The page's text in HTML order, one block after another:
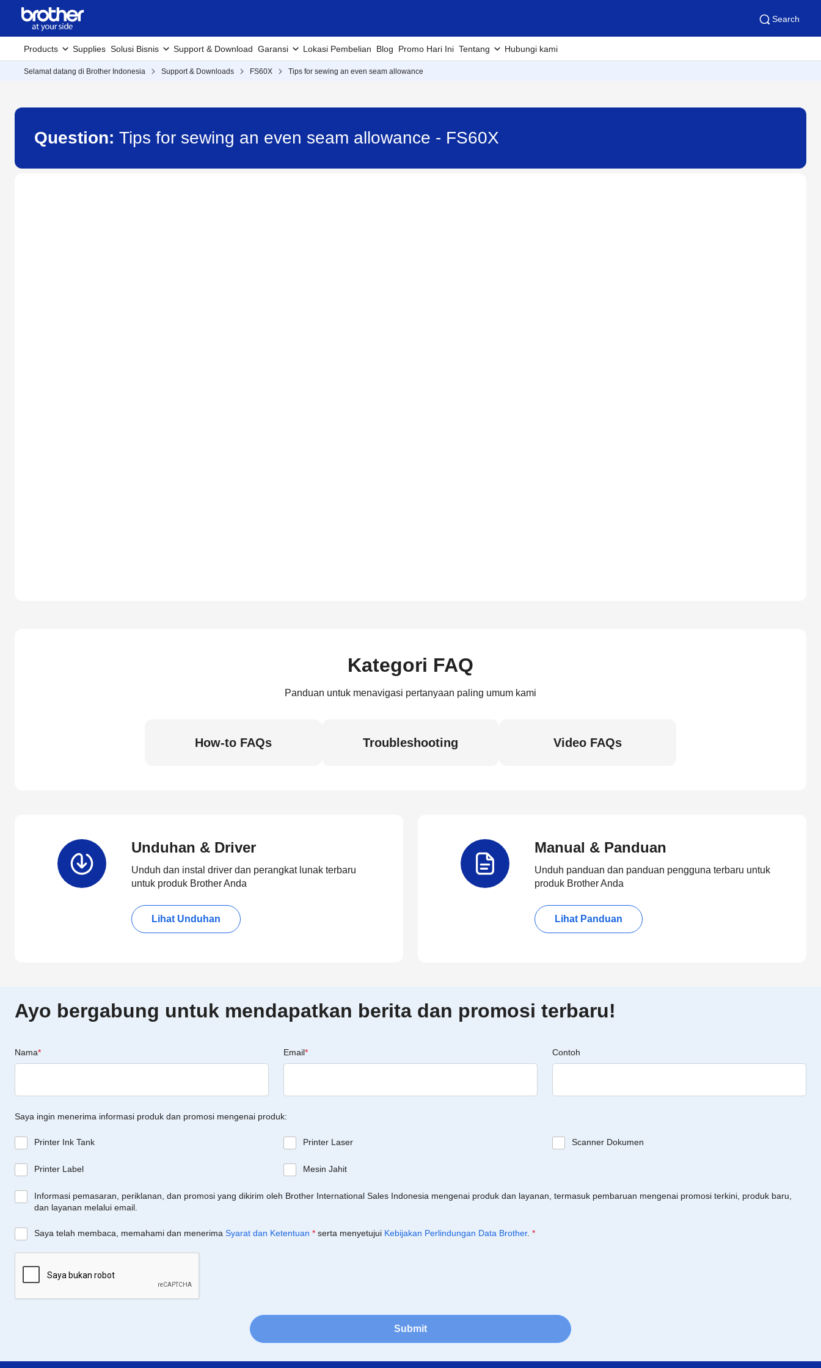
Search
Products Supplies Solusi Bisnis Support & Download Garansi Lokasi Pembelian Blog Promo Hari Ini Tentang Hubungi kami
Selamat datang di Brother Indonesia Support & Downloads FS60X Tips for sewing an even seam allowance
Question: Tips for sewing an even seam allowance - FS60X
Kategori FAQ
Panduan untuk menavigasi pertanyaan paling umum kami
How-to FAQs Troubleshooting Video FAQs
Unduhan & Driver
Unduh dan instal driver dan perangkat lunak terbaru
untuk produk Brother Anda
Lihat Unduhan
Manual & Panduan
Unduh panduan dan panduan pengguna terbaru untuk
produk Brother Anda
Lihat Panduan
Ayo bergabung untuk mendapatkan berita dan promosi terbaru!
Nama* Email* Contoh
Saya ingin menerima informasi produk dan promosi mengenai produk:
Printer Ink Tank Printer Laser Scanner Dokumen
Printer Label Mesin Jahit
Informasi pemasaran, periklanan, dan promosi yang dikirim oleh Brother International Sales Indonesia mengenai produk dan layanan, termasuk pembaruan mengenai promosi terkini, produk baru,
dan layanan melalui email.
Saya telah membaca, memahami dan menerima Syarat dan Ketentuan * serta menyetujui Kebijakan Perlindungan Data Brother. *
Submit